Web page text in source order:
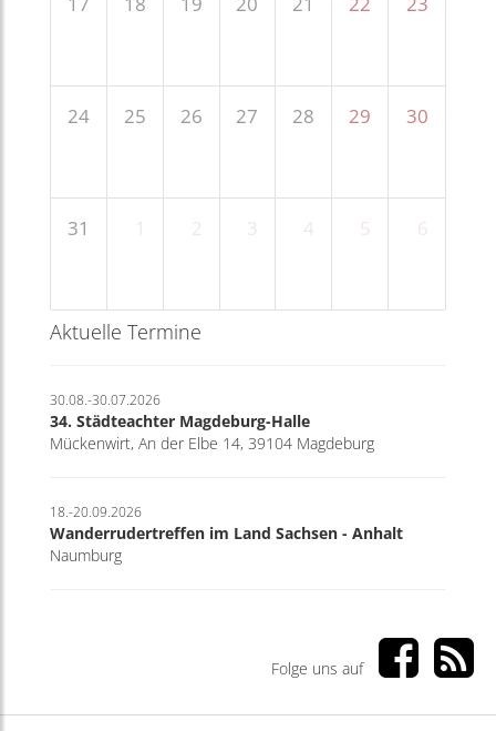
24 25 26 27 28 29 30
31 5 6
Aktuelle Termine
30.08.-30.07.2026
34. Städteachter Magdeburg-Halle
Mückenwirt, An der Elbe 14, 39104 Magdeburg
18.-20.09.2026
Wanderrudertreffen im Land Sachsen - Anhalt
Naumburg
Folge uns auf